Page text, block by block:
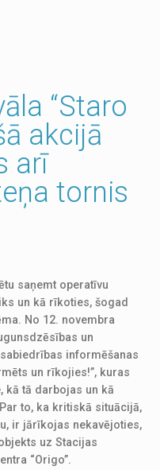
“Staro
akcijā
arī
tornis
saņemt operatīvu
un kā rīkoties, šogad
No 12. novembra
un
informēšanas
un rīkojies!”, kuras
kā tā darbojas un kā
to, ka kritiskā situācijā,
ir jārīkojas nekavējoties,
uz Stacijas
“Origo”.